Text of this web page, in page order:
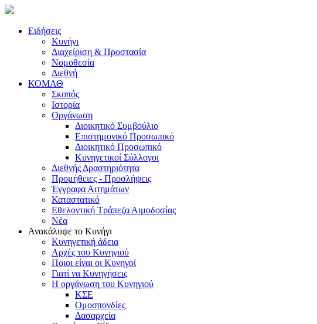
Ειδήσεις
Κυνήγι
Διαχείριση & Προστασία
Νομοθεσία
Διεθνή
ΚΟΜΑΘ
Σκοπός
Ιστορία
Οργάνωση
Διοικητικό Συμβούλιο
Επιστημονικό Προσωπικό
Διοικητικό Προσωπικό
Κυνηγετικοί Σύλλογοι
Διεθνής Δραστηριότητα
Προμήθειες - Προσλήψεις
Έγγραφα Αιτημάτων
Καταστατικό
Εθελοντική Τράπεζα Αιμοδοσίας
Νέα
Ανακάλυψε το Κυνήγι
Κυνηγετική άδεια
Αρχές του Κυνηγιού
Ποιοι είναι οι Κυνηγοί
Γιατί να Κυνηγήσεις
Η οργάνωση του Κυνηγιού
ΚΣΕ
Ομοσπονδίες
Δασαρχεία